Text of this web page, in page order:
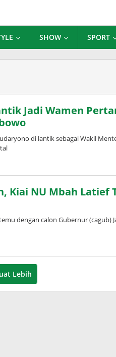
SHOW SPORT
Jadi Wamen
di lantik sebagai Wakil
Kiai NU Mbah Latief
dengan calon Gubernur (cagub)
Lebih